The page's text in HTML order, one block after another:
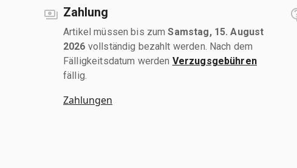
Zahlung
Artikel müssen bis zumSamstag, 15. August
2026 vollständig bezahlt werden. Nach dem
Fälligkeitsdatum werden Verzugsgebühren
fällig.
Zahlungen